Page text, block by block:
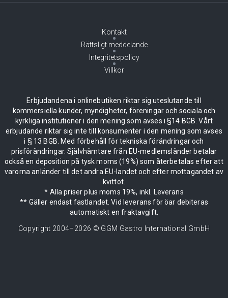
Kontakt
Rättsligt meddelande
Integritetspolicy
Villkor
Erbjudandena i onlinebutiken riktar sig uteslutande till
kommersiella kunder, myndigheter, föreningar och sociala och
kyrkliga institutioner i den mening som avses i §14 BGB. Vårt
erbjudande riktar sig inte till konsumenter i den mening som avses
i § 13 BGB. Med förbehåll för tekniska förändringar och
prisförändringar. Självhämtare från EU-medlemsländer betalar
också en deposition på tysk moms (19%) som återbetalas efter att
varorna anländer till det andra EU-landet och efter mottagandet av
kvittot.
* Alla priser plus moms 19%, inkl. Leverans
** Gäller endast fastlandet. Vid leverans för öar debiteras
automatiskt en fraktavgift.
Copyright 2004–2026 © GGM Gastro International GmbH